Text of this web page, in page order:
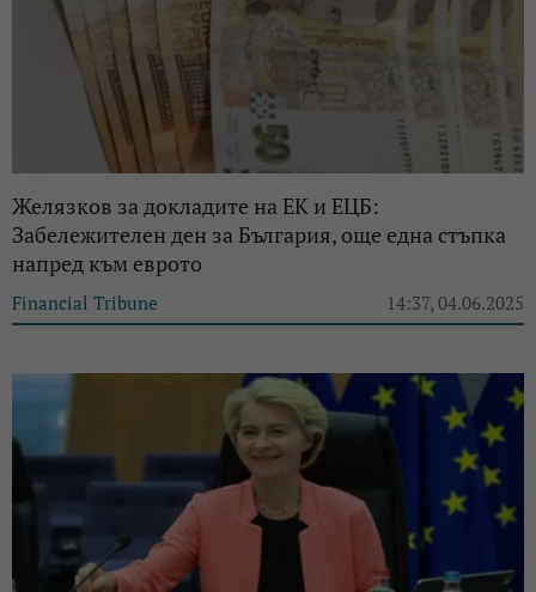
Желязков за докладите на ЕК и ЕЦБ:
Забележителен ден за България, още една стъпка
напред към еврото
Financial Tribune 14:37, 04.06.2025